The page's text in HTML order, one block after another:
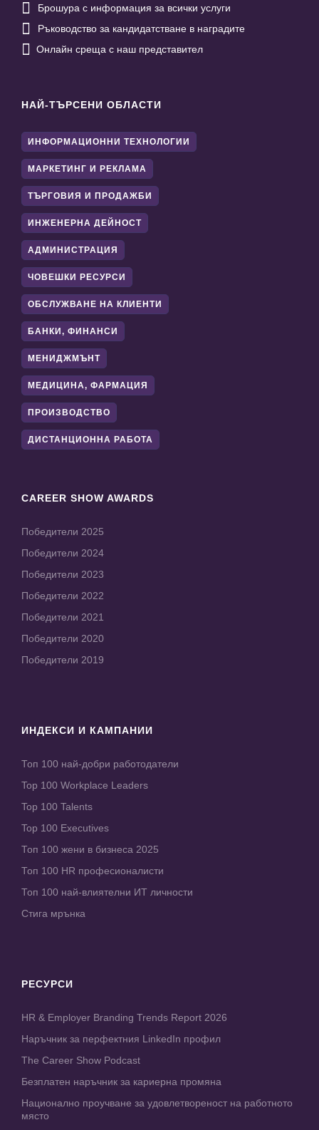
 Брошура с информация за всички услуги
 Ръководство за кандидатстване в наградите
 Онлайн среща с наш представител
НАЙ-ТЪРСЕНИ ОБЛАСТИ
ИНФОРМАЦИОННИ ТЕХНОЛОГИИ
МАРКЕТИНГ И РЕКЛАМА
ТЪРГОВИЯ И ПРОДАЖБИ
ИНЖЕНЕРНА ДЕЙНОСТ
АДМИНИСТРАЦИЯ
ЧОВЕШКИ РЕСУРСИ
ОБСЛУЖВАНЕ НА КЛИЕНТИ
БАНКИ, ФИНАНСИ
МЕНИДЖМЪНТ
МЕДИЦИНА, ФАРМАЦИЯ
ПРОИЗВОДСТВО
ДИСТАНЦИОННА РАБОТА
CAREER SHOW AWARDS
Победители 2025
Победители 2024
Победители 2023
Победители 2022
Победители 2021
Победители 2020
Победители 2019
ИНДЕКСИ И КАМПАНИИ
Топ 100 най-добри работодатели
Top 100 Workplace Leaders
Top 100 Talents
Top 100 Executives
Топ 100 жени в бизнеса 2025
Топ 100 HR професионалисти
Топ 100 най-влиятелни ИТ личности
Стига мрънка
РЕСУРСИ
HR & Employer Branding Trends Report 2026
Наръчник за перфектния LinkedIn профил
The Career Show Podcast
Безплатен наръчник за кариерна промяна
Национално проучване за удовлетвореност на работното
място